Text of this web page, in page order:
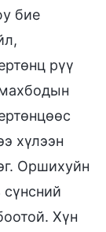
бие
рүү
хүлээн
Оршихуйн
сүнсний
Хүн